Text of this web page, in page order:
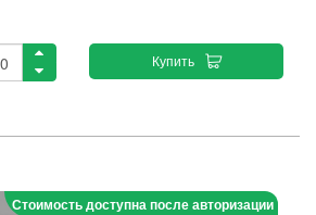
Купить
Стоимость доступна после авторизации